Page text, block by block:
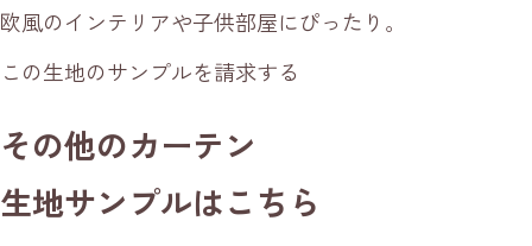
欧風のインテリアや子供部屋にぴったり。
この生地のサンプルを請求する
その他のカーテン
生地サンプルはこちら